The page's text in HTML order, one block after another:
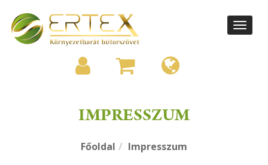
Toggle
IMPRESSZUM
Főoldal Impresszum